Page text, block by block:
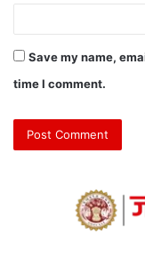
Save my name,
time I comment.